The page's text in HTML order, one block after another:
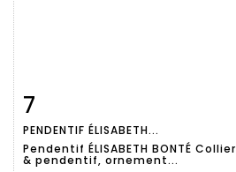
détaillée
7
PENDENTIF ÉLISABETH...
Pendentif ÉLISABETH BONTÉ Collier
& pendentif, ornement...